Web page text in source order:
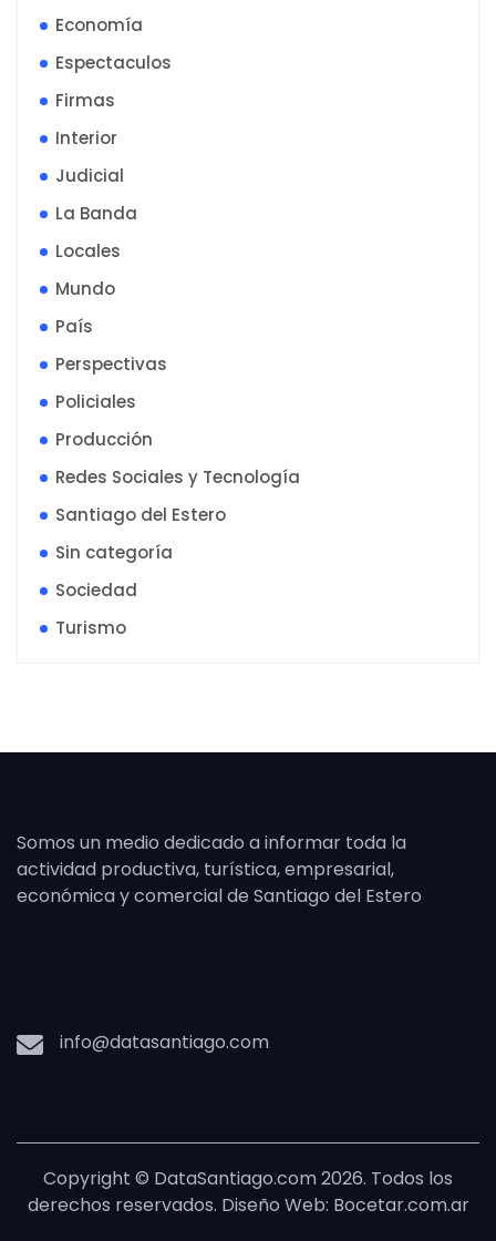
Economía
Espectaculos
Firmas
Interior
Judicial
La Banda
Locales
Mundo
País
Perspectivas
Policiales
Producción
Redes Sociales y Tecnología
Santiago del Estero
Sin categoría
Sociedad
Turismo
Somos un medio dedicado a informar toda la
actividad productiva, turística, empresarial,
económica y comercial de Santiago del Estero
info@datasantiago.com
Copyright © DataSantiago.com 2026. Todos los
derechos reservados. Diseño Web: Bocetar.com.ar